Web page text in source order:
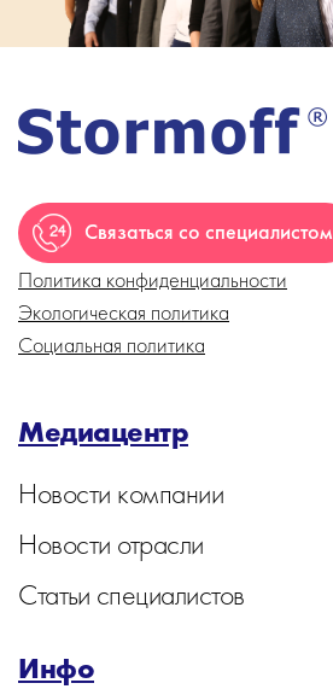
Связаться со специалистом
Политика конфиденциальности
Экологическая политика
Социальная политика
Медиацентр
Новости компании
Новости отрасли
Статьи специалистов
Инфо